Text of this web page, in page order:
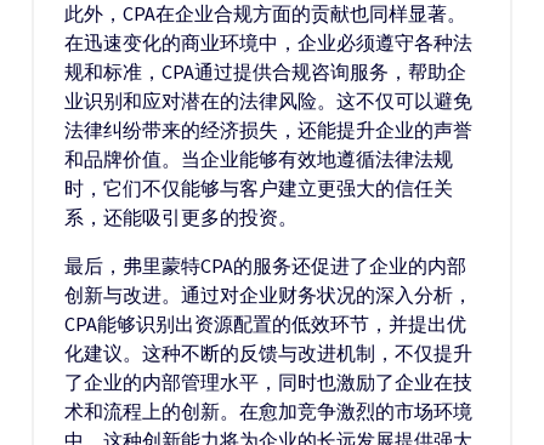
此外，CPA在企业合规方面的贡献也同样显著。
在迅速变化的商业环境中，企业必须遵守各种法
规和标准，CPA通过提供合规咨询服务，帮助企
业识别和应对潜在的法律风险。这不仅可以避免
法律纠纷带来的经济损失，还能提升企业的声誉
和品牌价值。当企业能够有效地遵循法律法规
时，它们不仅能够与客户建立更强大的信任关
系，还能吸引更多的投资。
最后，弗里蒙特CPA的服务还促进了企业的内部
创新与改进。通过对企业财务状况的深入分析，
CPA能够识别出资源配置的低效环节，并提出优
化建议。这种不断的反馈与改进机制，不仅提升
了企业的内部管理水平，同时也激励了企业在技
术和流程上的创新。在愈加竞争激烈的市场环境
中，这种创新能力将为企业的长远发展提供强大